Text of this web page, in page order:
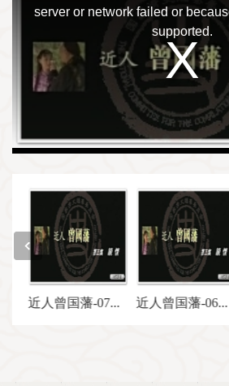
modal
server or network failed or
supported.
近人曾国藩-07信仰的意义[高清] 近人曾国藩-06英雄末路时[高清]